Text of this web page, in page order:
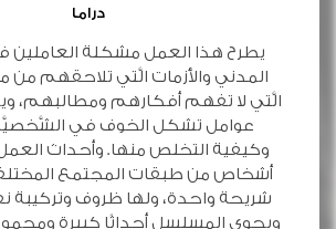
دراما
يطرح هذا العمل مشكلة العاملين
المدني والأزمات الَّتي تلاحقهم
الَّتي لا تفهم أفكارهم ومطالبهم،
عوامل تشكل الخوف في الشَّخصيَّة
وكيفية التخلص منها. وأحداث
أشخاص من طبقات المجتمع
شريحة واحدة، ولها ظروف وتركيبة
ويحوي المسلسل أحداثًا كبيرة